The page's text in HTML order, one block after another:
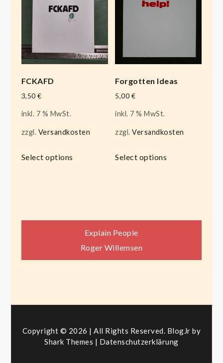
FCKAFD
3,50€
inkl. 7 % MwSt.
zzgl. Versandkosten
Select options
Forgotten Ideas
5,00 €
inkl. 7 % MwSt.
zzgl.Versandkosten
Select options
Beitragsnavigation
Explain People
Roger Willemsen
Copyright © 2026 | All Rights Reserved. BlogJr by
Shark Themes | Datenschutzerklärung